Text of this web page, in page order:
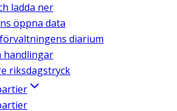
ladda ner
öppna data
diarium
handlingar
riksdagstryck